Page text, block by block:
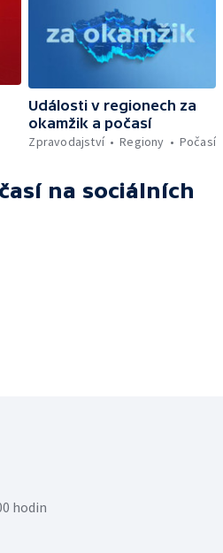
Události v regionech za
okamžik a počasí
Zpravodajství
Regiony Počasí
na sociálních
hodin